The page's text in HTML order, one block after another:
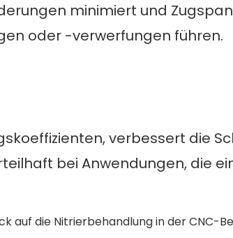
minimiert und
oder -verwerfungen führen.
verbessert die
bei Anwendungen, die